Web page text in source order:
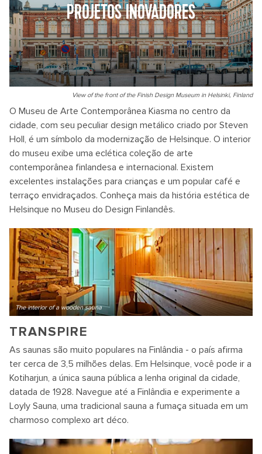
PROJETOS INOVADORES
View of the front of the Finish Design Museum in Helsinki, Finland
O Museu de Arte Contemporânea Kiasma no centro da
cidade, com seu peculiar design metálico criado por Steven
Holl, é um símbolo da modernização de Helsinque. O interior
do museu exibe uma eclética coleção de arte
contemporânea finlandesa e internacional. Existem
excelentes instalações para crianças e um popular café e
terraço envidraçados. Conheça mais da história estética de
Helsinque no Museu do Design Finlandês.
The interior of a wooden sauna
TRANSPIRE
As saunas são muito populares na Finlândia - o país afirma
ter cerca de 3,5 milhões delas. Em Helsinque, você pode ir a
Kotiharjun, a única sauna pública a lenha original da cidade,
datada de 1928. Navegue até a Finlândia e experimente a
Loyly Sauna, uma tradicional sauna a fumaça situada em um
charmoso complexo art déco.